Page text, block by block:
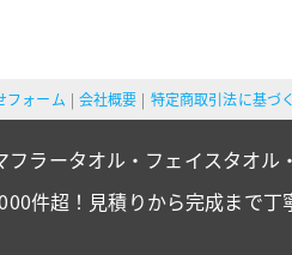
フォーム 会社概要 特定商取引法に基づ
ラータオル・フェイスタオル
件超！見積りから完成まで丁